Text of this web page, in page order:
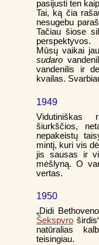
pasijusti ten
Tai, ką čia
nesugebu
Tačiau šiose
perspektyvos.
Mūsų vaikai
sudaro
vandenilis ir
kvailas.
1949
Vidutiniškas
šiurkščios,
nepakeistų
mintį, kuri vis
jis sausas ir
mėšlyną. O
vertas.
1950
„Didi
Šekspyro
natūralias
teisingiau.